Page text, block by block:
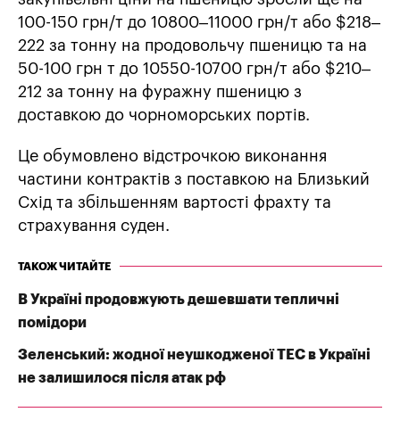
100-150 грн/т до 10800–11000 грн/т або $218–
222 за тонну на продовольчу пшеницю та на
50-100 грн т до 10550-10700 грн/т або $210–
212 за тонну на фуражну пшеницю з
доставкою до чорноморських портів.
Це обумовлено відстрочкою виконання
частини контрактів з поставкою на Близький
Схід та збільшенням вартості фрахту та
страхування суден.
ТАКОЖ ЧИТАЙТЕ
В Україні продовжують дешевшати тепличні
помідори
Зеленський: жодної неушкодженої ТЕС в Україні
не залишилося після атак рф